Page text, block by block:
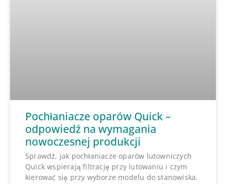
Pochłaniacze oparów Quick –
odpowiedź na wymagania
nowoczesnej produkcji
Sprawdź, jak pochłaniacze oparów lutowniczych
Quick wspierają filtrację przy lutowaniu i czym
kierować się przy wyborze modelu do stanowiska.